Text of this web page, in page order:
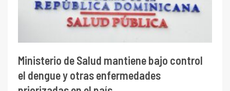
Ministerio de Salud mantiene bajo control
el dengue y otras enfermedades